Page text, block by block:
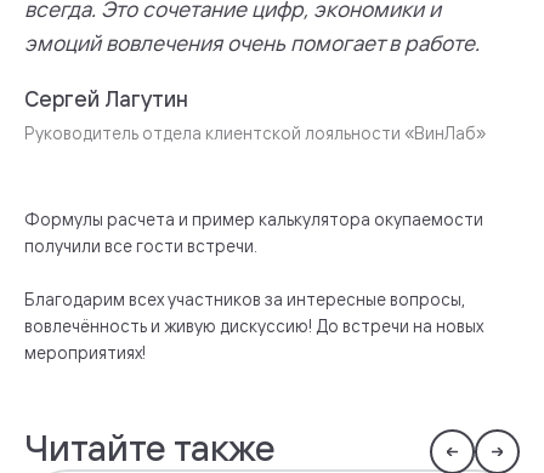
всегда. Это сочетание цифр, экономики и
эмоций вовлечения очень помогает в работе.
Сергей Лагутин
Руководитель отдела клиентской лояльности «ВинЛаб»
Формулы расчета и пример калькулятора окупаемости
получили все гости встречи.
Благодарим всех участников за интересные вопросы,
вовлечённость и живую дискуссию! До встречи на новых
мероприятиях!
Читайте также